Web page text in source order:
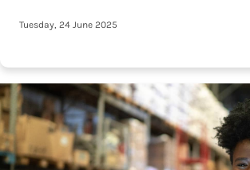
Tuesday, 24 June 2025